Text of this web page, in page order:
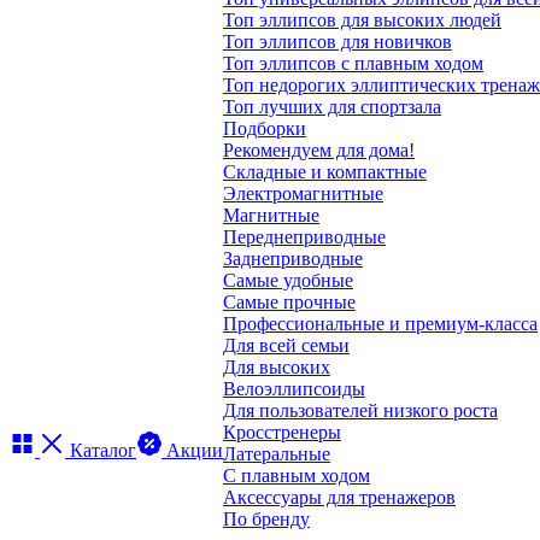
Каталог Акции
Топ эллипсов для высоких людей
Топ эллипсов для новичков
Топ эллипсов с плавным ходом
Топ недорогих эллиптических
Топ лучших для спортзала
Подборки
Рекомендуем для дома!
Складные и компактные
Электромагнитные
Магнитные
Переднеприводные
Заднеприводные
Самые удобные
Самые прочные
Профессиональные и премиум-класса
Для всей семьи
Для высоких
Велоэллипсоиды
Для пользователей низкого роста
Кросстренеры
Латеральные
С плавным ходом
Аксессуары для тренажеров
По бренду